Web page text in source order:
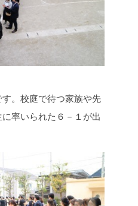
。校庭で待つ家族や先
率いられた６－１が出